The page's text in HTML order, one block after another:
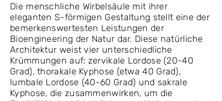
Die menschliche Wirbelsäule mit ihrer
eleganten S-förmigen Gestaltung stellt eine der
bemerkenswertesten Leistungen der
Bioengineering der Natur dar. Diese natürliche
Architektur weist vier unterschiedliche
Krümmungen auf: zervikale Lordose (20-40
Grad), thorakale Kyphose (etwa 40 Grad),
lumbale Lordose (40-60 Grad) und sakrale
Kyphose, die zusammenwirken, um die